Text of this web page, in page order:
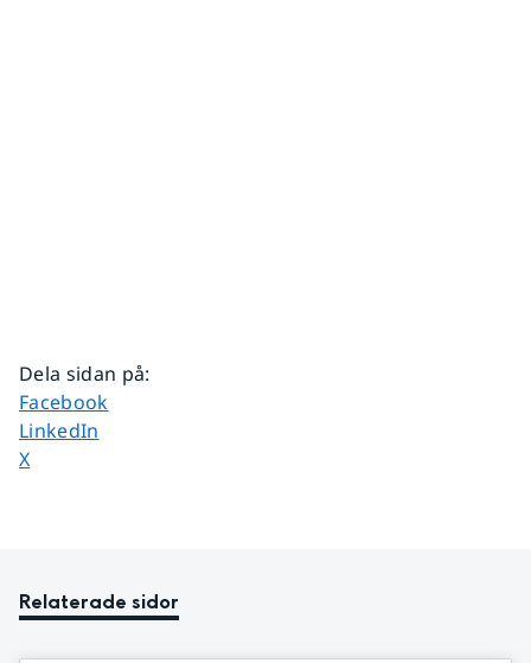
Dela sidan på:
Dela sidan på
Facebook
Dela sidan på
LinkedIn
Dela sidan på
X
Relaterade sidor